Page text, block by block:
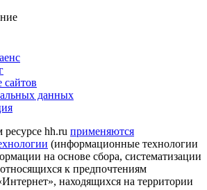
сайтов
данных
hh.ru применяются
(информационные технологии
на основе сбора, систематизации
к предпочтениям
находящихся на территории